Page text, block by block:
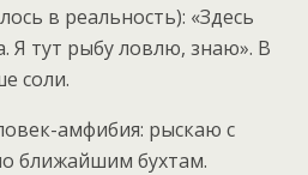
в реальность): «Здесь
Я тут рыбу ловлю, знаю». В
соли.
амфибия: рыскаю с
ближайшим бухтам.